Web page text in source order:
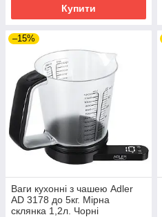
Купити
–15%
Ваги кухонні з чашею Adler
AD 3178 до 5кг. Мірна
склянка 1,2л. Чорні